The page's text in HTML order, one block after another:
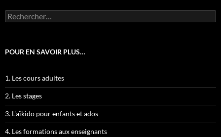
Rechercher :
POUR EN SAVOIR PLUS…
1. Les cours adultes
2. Les stages
3. L'aïkido pour enfants et ados
4. Les formations aux enseignants